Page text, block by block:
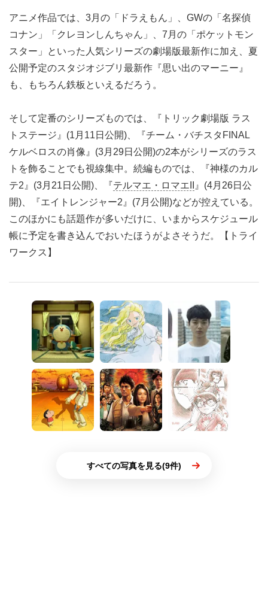
アニメ作品では、3月の「ドラえもん」、GWの「名探偵
コナン」「クレヨンしんちゃん」、7月の「ポケットモン
スター」といった人気シリーズの劇場版最新作に加え、夏
公開予定のスタジオジブリ最新作『思い出のマーニー』
も、もちろん鉄板といえるだろう。
そして定番のシリーズものでは、『トリック劇場版 ラス
トステージ』(1月11日公開)、『チーム・バチスタFINAL
ケルベロスの肖像』(3月29日公開)の2本がシリーズのラス
トを飾ることでも視線集中。続編ものでは、『神様のカル
テ2』(3月21日公開)、『テルマエ・ロマエII
』(4月26日公
開)、『エイトレンジャー2』(7月公開)などが控えている。
このほかにも話題作が多いだけに、いまからスケジュール
帳に予定を書き込んでおいたほうがよさそうだ。【トライ
ワークス】
すべての写真を見る(9件)